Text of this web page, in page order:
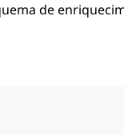
de